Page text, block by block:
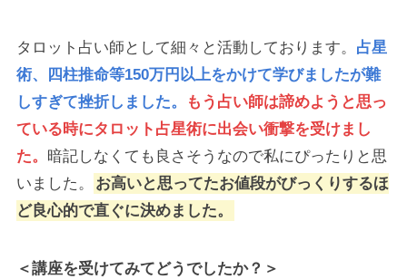
タロット占い師として細々と活動しております。 占星
術、四柱推命等150万円以上をかけて学びましたが難
しすぎて挫折しました。
もう占い師は諦めようと思っ
ている時にタロット占星術に出会い衝撃を受けまし
た。 暗記しなくても良さそうなので私にぴったりと思
いました。
お高いと思ってたお値段がびっくりするほ
ど良心的で直ぐに決めました。
＜講座を受けてみてどうでしたか？＞